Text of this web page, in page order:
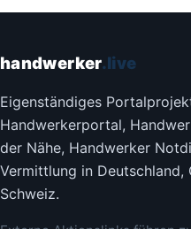
handwerker.live
Eigenständiges
Handwerkerportal,
der Nähe, Handwerker
Vermittlung in Deutschland,
Schweiz.